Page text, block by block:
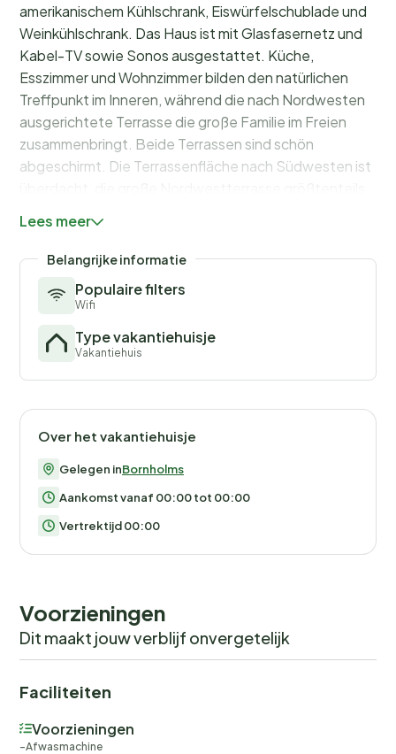
amerikanischem Kühlschrank, Eiswürfelschublade und
Weinkühlschrank. Das Haus ist mit Glasfasernetz und
Kabel-TV sowie Sonos ausgestattet. Küche,
Esszimmer und Wohnzimmer bilden den natürlichen
Treffpunkt im Inneren, während die nach Nordwesten
ausgerichtete Terrasse die große Familie im Freien
zusammenbringt. Beide Terrassen sind schön
abgeschirmt. Die Terrassenfläche nach Südwesten ist
Hauses. Keine Vermietung an Jugendgruppen
erwünscht!
Lees meer
Belangrijke informatie
Populaire filters
Wifi
Type vakantiehuisje
Vakantiehuis
Over het vakantiehuisje
Gelegen inBornholms
Aankomst vanaf 00:00 tot 00:00
Vertrektijd 00:00
Voorzieningen
Dit maakt jouw verblijf onvergetelijk
Faciliteiten
Voorzieningen
Afwasmachine